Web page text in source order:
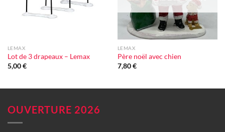
LEMAX
Lot de 3 drapeaux – Lemax
5,00€
LEMAX
Père noël avec chien
7,80€
OUVERTURE 2026